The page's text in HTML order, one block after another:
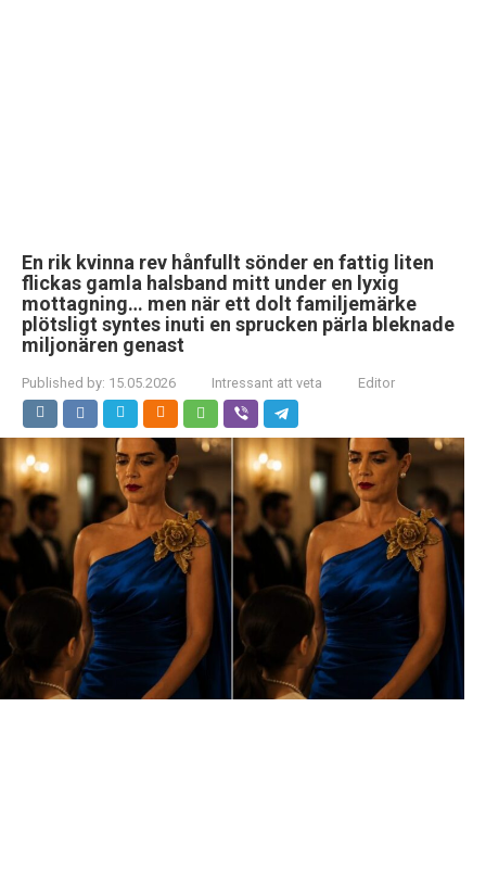
En rik kvinna rev hånfullt sönder en fattig liten
flickas gamla halsband mitt under en lyxig
mottagning… men när ett dolt familjemärke
plötsligt syntes inuti en sprucken pärla bleknade
miljonären genast
Published by: 15.05.2026 Intressant att veta Editor